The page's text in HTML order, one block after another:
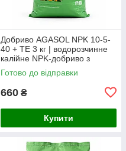
Добриво AGASOL NPK 10-5-
40 + TE 3 кг | водорозчинне
калійне NPK-добриво з
мікроелементами (фасоване
з мішка)
Готово до відправки
660 ₴
Купити